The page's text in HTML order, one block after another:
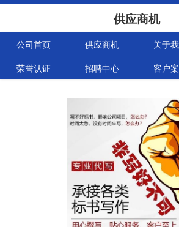
供应商机
公司首页 供应商机 关于
荣誉认证 招聘中心 客户